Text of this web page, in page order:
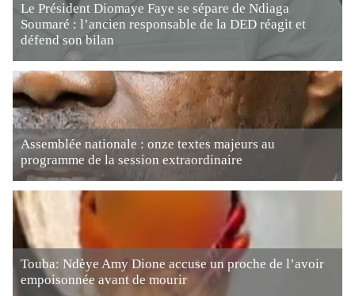
Le Président Diomaye Faye se sépare de Ndiaga
Soumaré : l’ancien responsable de la DED réagit et
défend son bilan
Assemblée nationale : onze textes majeurs au
programme de la session extraordinaire
Touba: Ndèye Amy Dione accuse un proche de l’avoir
empoisonnée avant de mourir